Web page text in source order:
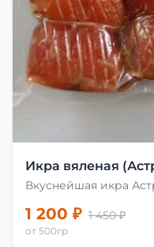
Икра вяленая
Вкуснейшая икра
1 200 ₽ 1 450 ₽
от 500гр